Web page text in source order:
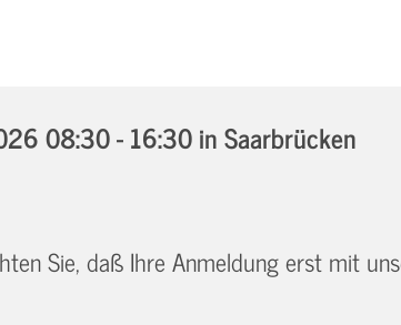
08:30 - 16:30in Saarbrücken
Sie, daß Ihre Anmeldung erst mit